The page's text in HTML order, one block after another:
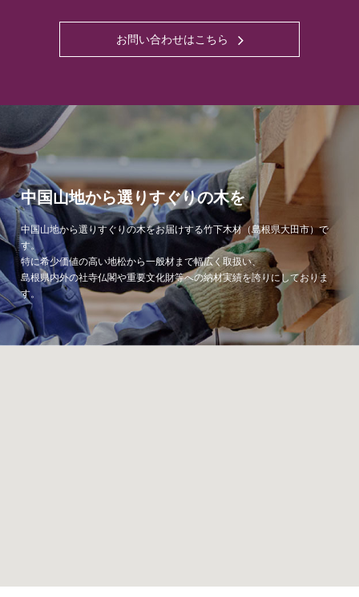
お問い合わせはこちら
中国山地から選りすぐりの木を
中国山地から選りすぐりの木をお届けする竹下木材（島根県大田市）で
す。
特に希少価値の高い地松から一般材まで幅広く取扱い、
島根県内外の社寺仏閣や重要文化財等への納材実績を誇りにしておりま
す。